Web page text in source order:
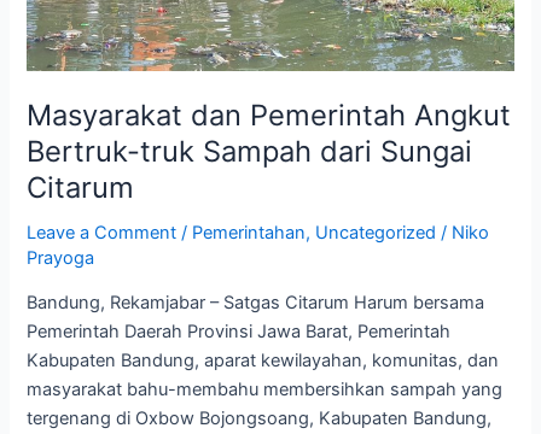
Masyarakat dan Pemerintah Angkut
Bertruk-truk Sampah dari Sungai
Citarum
Leave a Comment / Pemerintahan, Uncategorized / Niko
Prayoga
Bandung, Rekamjabar – Satgas Citarum Harum bersama
Pemerintah Daerah Provinsi Jawa Barat, Pemerintah
Kabupaten Bandung, aparat kewilayahan, komunitas, dan
masyarakat bahu-membahu membersihkan sampah yang
tergenang di Oxbow Bojongsoang, Kabupaten Bandung,